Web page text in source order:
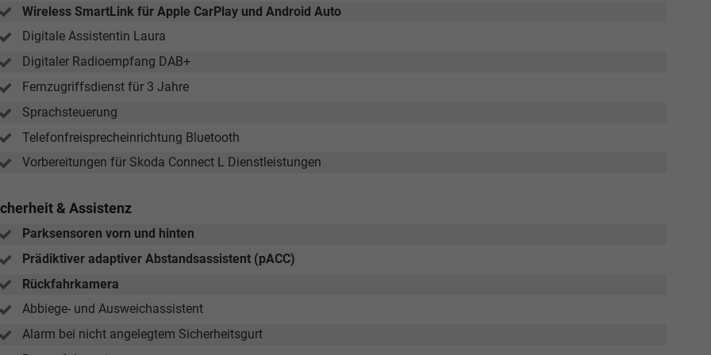
Wireless SmartLink für Apple CarPlay und Android Auto
Digitale Assistentin Laura
Digitaler Radioempfang DAB+
Fernzugriffsdienst für 3 Jahre
Sprachsteuerung
Telefonfreisprecheinrichtung Bluetooth
Vorbereitungen für Skoda Connect L Dienstleistungen
& Assistenz
Parksensoren vorn und hinten
Prädiktiver adaptiver Abstandsassistent (pACC)
Rückfahrkamera
Abbiege- und Ausweichassistent
Alarm bei nicht angelegtem Sicherheitsgurt